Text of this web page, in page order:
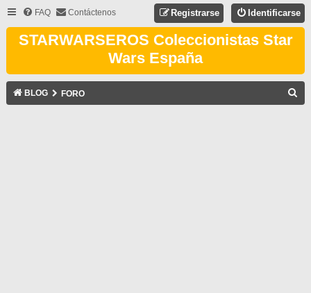
FAQ Contáctenos Identificarse
Registrarse
STARWARSEROS Coleccionistas Star
Wars España
BLOG FORO